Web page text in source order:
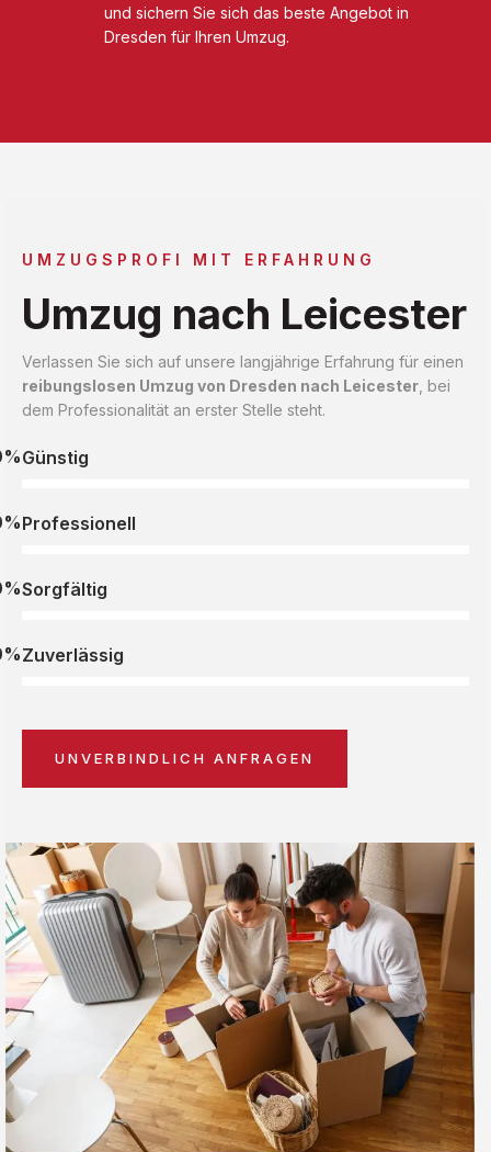
und sichern Sie sich das beste Angebot in
Dresden für Ihren Umzug.
UMZUGSPROFI MIT ERFAHRUNG
Umzug nach Leicester
Verlassen Sie sich auf unsere langjährige Erfahrung für einen
reibungslosen Umzug von Dresden nach Leicester , bei
dem Professionalität an erster Stelle steht.
Günstig
Professionell
Sorgfältig
Zuverlässig
UNVERBINDLICH ANFRAGEN